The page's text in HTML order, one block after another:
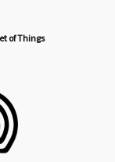
of Things